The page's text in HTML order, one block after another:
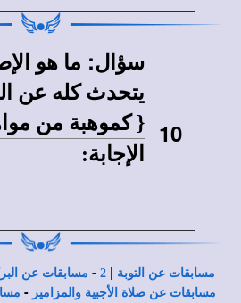
10
سؤال: ما هو
يتحدث كله عن
{ كموهبة من
الإجابة:
مسابقات عن التوبة |
2
- مسابقات عن
مسابقات عن صلاة الأجبية والمزامير -